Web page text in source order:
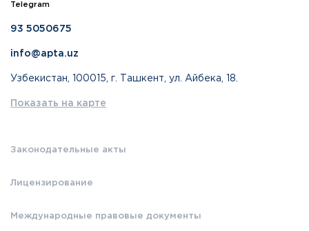
Telegram
93 5050675
info@apta.uz
Узбекистан, 100015, г. Ташкент, ул. Айбека, 18.
Показать на карте
Законодательные акты
Лицензирование
Международные правовые документы